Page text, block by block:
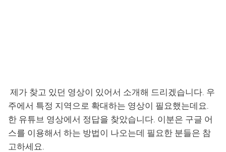
제가 찾고 있던 영상이 있어서 소개해 드리겠습니다. 우
주에서 특정 지역으로 확대하는 영상이 필요했는데요.
한 유튜브 영상에서 정답을 찾았습니다. 이분은 구글 어
스를 이용해서 하는 방법이 나오는데 필요한 분들은 참
고하세요.